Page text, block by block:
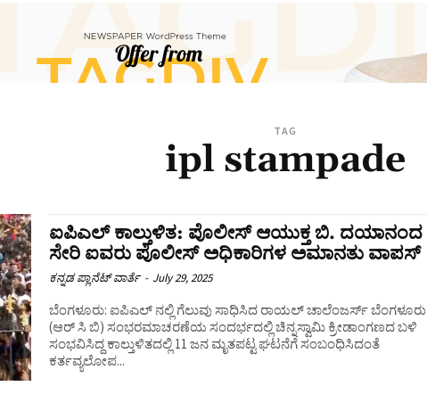
TAG
ipl stampade
ಐಪಿಎಲ್‌ ಕಾಲ್ತುಳಿತ: ಪೊಲೀಸ್‌ ಆಯುಕ್ತ ಬಿ. ದಯಾನಂದ
ಸೇರಿ ಐವರು ಪೊಲೀಸ್ ಅಧಿಕಾರಿಗಳ ಅಮಾನತು ವಾಪಸ್
ಕನ್ನಡ ಪ್ಲಾನೆಟ್ ವಾರ್ತೆ - July 29, 2025
ಬೆಂಗಳೂರು: ಐಪಿಎಲ್‌ ನಲ್ಲಿ ಗೆಲುವು ಸಾಧಿಸಿದ ರಾಯಲ್‌ ಚಾಲೆಂಜರ್ಸ್‌ ಬೆಂಗಳೂರು
(ಆರ್‌ ಸಿ ಬಿ) ಸಂಭರಮಾಚರಣೆಯ ಸಂದರ್ಭದಲ್ಲಿ ಚಿನ್ನಸ್ವಾಮಿ ಕ್ರೀಡಾಂಗಣದ ಬಳಿ
ಸಂಭವಿಸಿದ್ದ ಕಾಲ್ತುಳಿತದಲ್ಲಿ 11 ಜನ ಮೃತಪಟ್ಟ ಘಟನೆಗೆ ಸಂಬಂಧಿಸಿದಂತೆ
ಕರ್ತವ್ಯಲೋಪ...